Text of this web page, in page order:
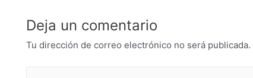
Deja un comentario
Tu dirección de correo electrónico no será publicada.